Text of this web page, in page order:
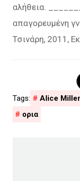
αλήθεια.
απαγορευμένη
Τσινάρη, 2011,
Alice Miller
ορια